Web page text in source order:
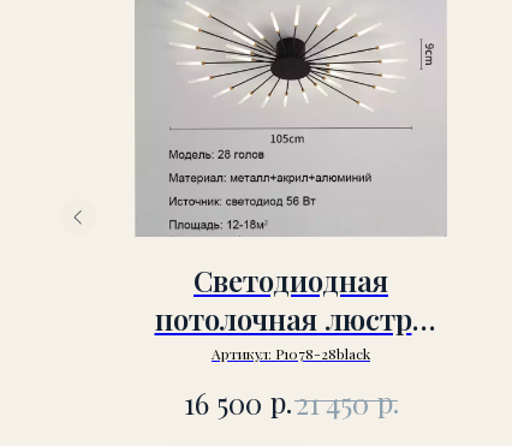
Светодиодная
потолочная люстра
P1078-28black
Артикул: P1078-28black
16 500 р.21 450 р.